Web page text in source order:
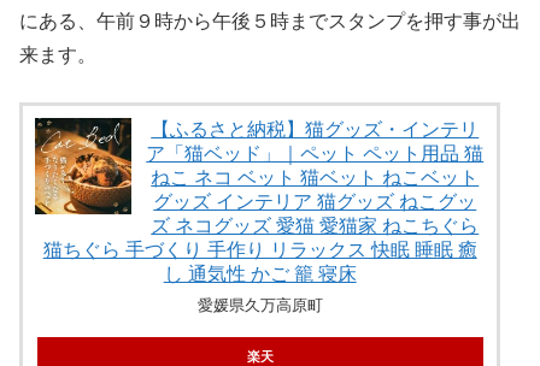
にある、午前９時から午後５時までスタンプを押す事が出
来ます。
【ふるさと納税】猫グッズ・インテリ
ア「猫ベッド」｜ペット ペット用品 猫
ねこ ネコ ベット 猫ベット ねこベット
グッズ インテリア 猫グッズ ねこグッ
ズ ネコグッズ 愛猫 愛猫家 ねこちぐら
猫ちぐら 手づくり 手作り リラックス 快眠 睡眠 癒
し 通気性 かご 籠 寝床
愛媛県久万高原町
楽天